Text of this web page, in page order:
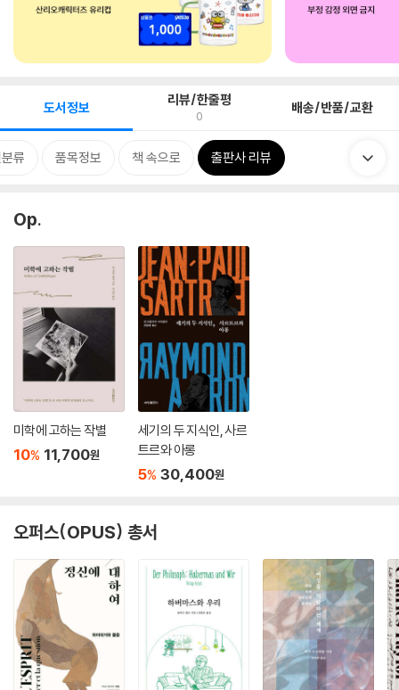
도서정보 리뷰/한줄평
0 배송/반품/교환
류 품목정보 책 속으로 출판사 리뷰
Op.
미학에 고하는 작별
10% 11,700원
세기의 두 지식인, 사르
트르와 아롱
5% 30,400원
오퍼스(OPUS) 총서